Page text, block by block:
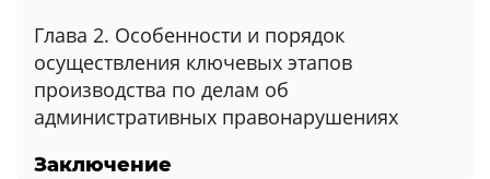
Глава 2. Особенности и порядок
осуществления ключевых этапов
производства по делам об
административных правонарушениях
Заключение